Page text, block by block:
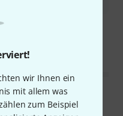
wir Ihnen ein
mit allem was
zum Beispiel
hilfreich?